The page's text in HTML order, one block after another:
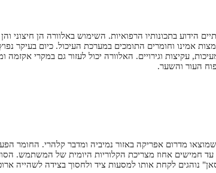
הידוע בתכונותיו הרפואיות. השימוש באלוורה הן חיצוני
אמינו וחומרים התומכים במערכת העיכול. כיום בעיקר
עקיצות וגירויים. האלוורה יכול לעזור גם במקרי
העור והשער.
שמוצאו מדרום אפריקה באזור נמיביה ומדבר קלהרי. החומר
עד חמישים אחוז מצריכת הקלוריות היומית של המשתמש.
נוהגים לקחת אותו למסעות ציד ולחסוך בצידה לשהייה